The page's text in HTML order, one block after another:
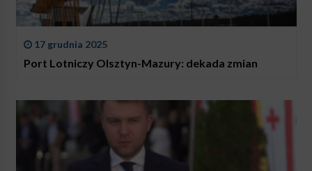
17 grudnia 2025
Port Lotniczy Olsztyn-Mazury: dekada zmian